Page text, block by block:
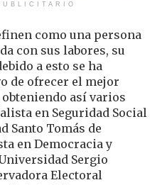
como una persona
con sus labores, su
a esto se ha
de ofrecer el mejor
así varios
en Seguridad Social
Santo Tomás de
en Democracia y
Sergio
Electoral